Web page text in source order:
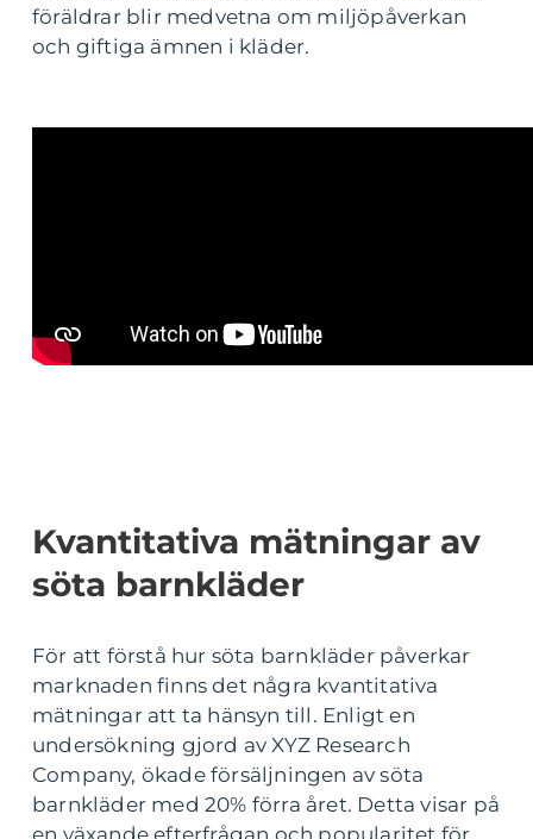
föräldrar blir medvetna om miljöpåverkan
och giftiga ämnen i kläder.
Kvantitativa mätningar av
söta barnkläder
För att förstå hur söta barnkläder påverkar
marknaden finns det några kvantitativa
mätningar att ta hänsyn till. Enligt en
undersökning gjord av XYZ Research
Company, ökade försäljningen av söta
barnkläder med 20% förra året. Detta visar på
en växande efterfrågan och popularitet för